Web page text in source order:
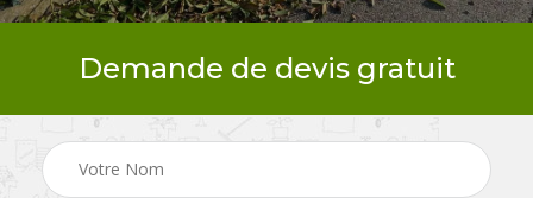
Demande de devis gratuit